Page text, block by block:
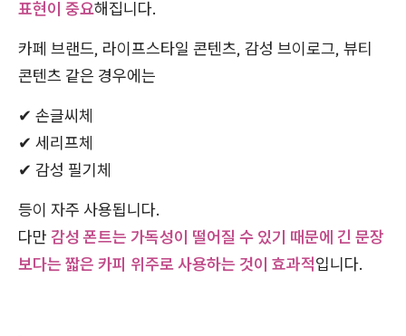
표현이 중요해집니다.
카페 브랜드, 라이프스타일 콘텐츠, 감성 브이로그, 뷰티
콘텐츠 같은 경우에는
✔ 손글씨체
✔ 세리프체
✔ 감성 필기체
등이 자주 사용됩니다.
다만 감성 폰트는 가독성이 떨어질 수 있기 때문에 긴 문장
보다는 짧은 카피 위주로 사용하는 것이 효과적입니다.